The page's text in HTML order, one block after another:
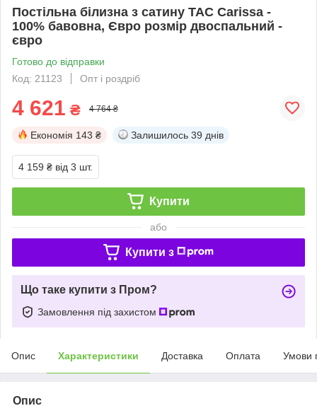
Постільна білизна з сатину TAC Carissa -
100% бавовна, Євро розмір двоспальний -
євро
Готово до відправки
Код: 21123
Опт і роздріб
4 621 ₴ 4 764 ₴
Економія 143 ₴ Залишилось 39 днів
4 159 ₴ від 3 шт.
Купити
або
Купити з
Що таке купити з Пром?
Замовлення під захистом
Опис Характеристики Доставка Оплата Умови
Опис